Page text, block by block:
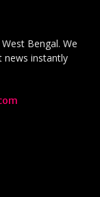
Bengal. We
news instantly